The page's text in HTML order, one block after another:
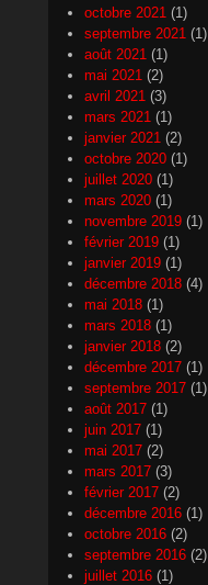
octobre 2021 (1)
septembre 2021 (1)
août 2021 (1)
mai 2021 (2)
avril 2021 (3)
mars 2021 (1)
janvier 2021 (2)
octobre 2020 (1)
juillet 2020 (1)
mars 2020 (1)
novembre 2019 (1)
février 2019 (1)
janvier 2019 (1)
décembre 2018 (4)
mai 2018 (1)
mars 2018 (1)
janvier 2018 (2)
décembre 2017 (1)
septembre 2017 (1)
août 2017 (1)
juin 2017 (1)
mai 2017 (2)
mars 2017 (3)
février 2017 (2)
décembre 2016 (1)
octobre 2016 (2)
septembre 2016 (2)
juillet 2016 (1)